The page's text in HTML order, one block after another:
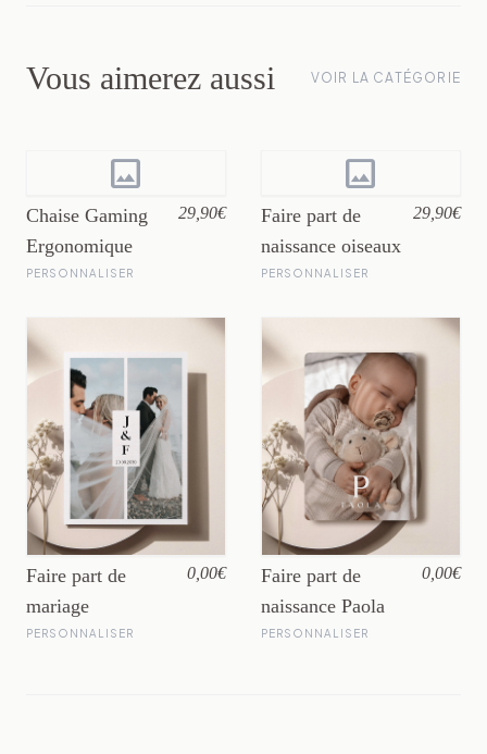
Vous aimerez aussi VOIR LA CATÉGORIE
image
Chaise Gaming
Ergonomique
PERSONNALISER
29,90€
image
Faire part de
naissance oiseaux
PERSONNALISER
29,90€
Faire part de
mariage
PERSONNALISER
0,00€
Faire part de
naissance Paola
PERSONNALISER
0,00€